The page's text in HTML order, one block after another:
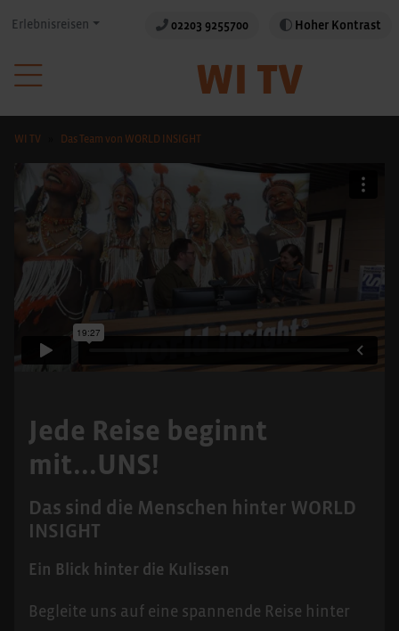
Erlebnisreisen 02203 9255700 Hoher Kontrast
WI TV Das Team von WORLD INSIGHT
Jede Reise beginnt
mit...UNS!
Das sind die Menschen hinter WORLD
INSIGHT
Ein Blick hinter die Kulissen
Begleite uns auf eine spannende Reise hinter